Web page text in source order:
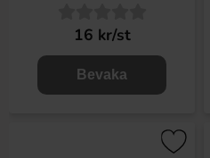
16 kr/st
Bevaka